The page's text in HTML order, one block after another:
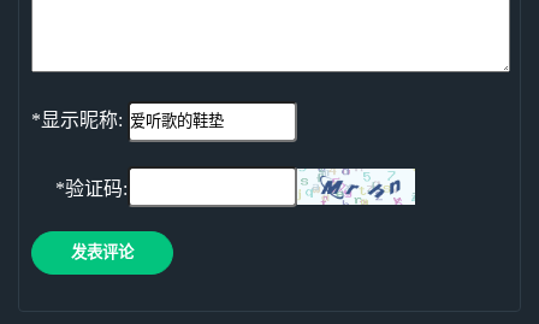
*显示昵称:
*验证码:
发表评论